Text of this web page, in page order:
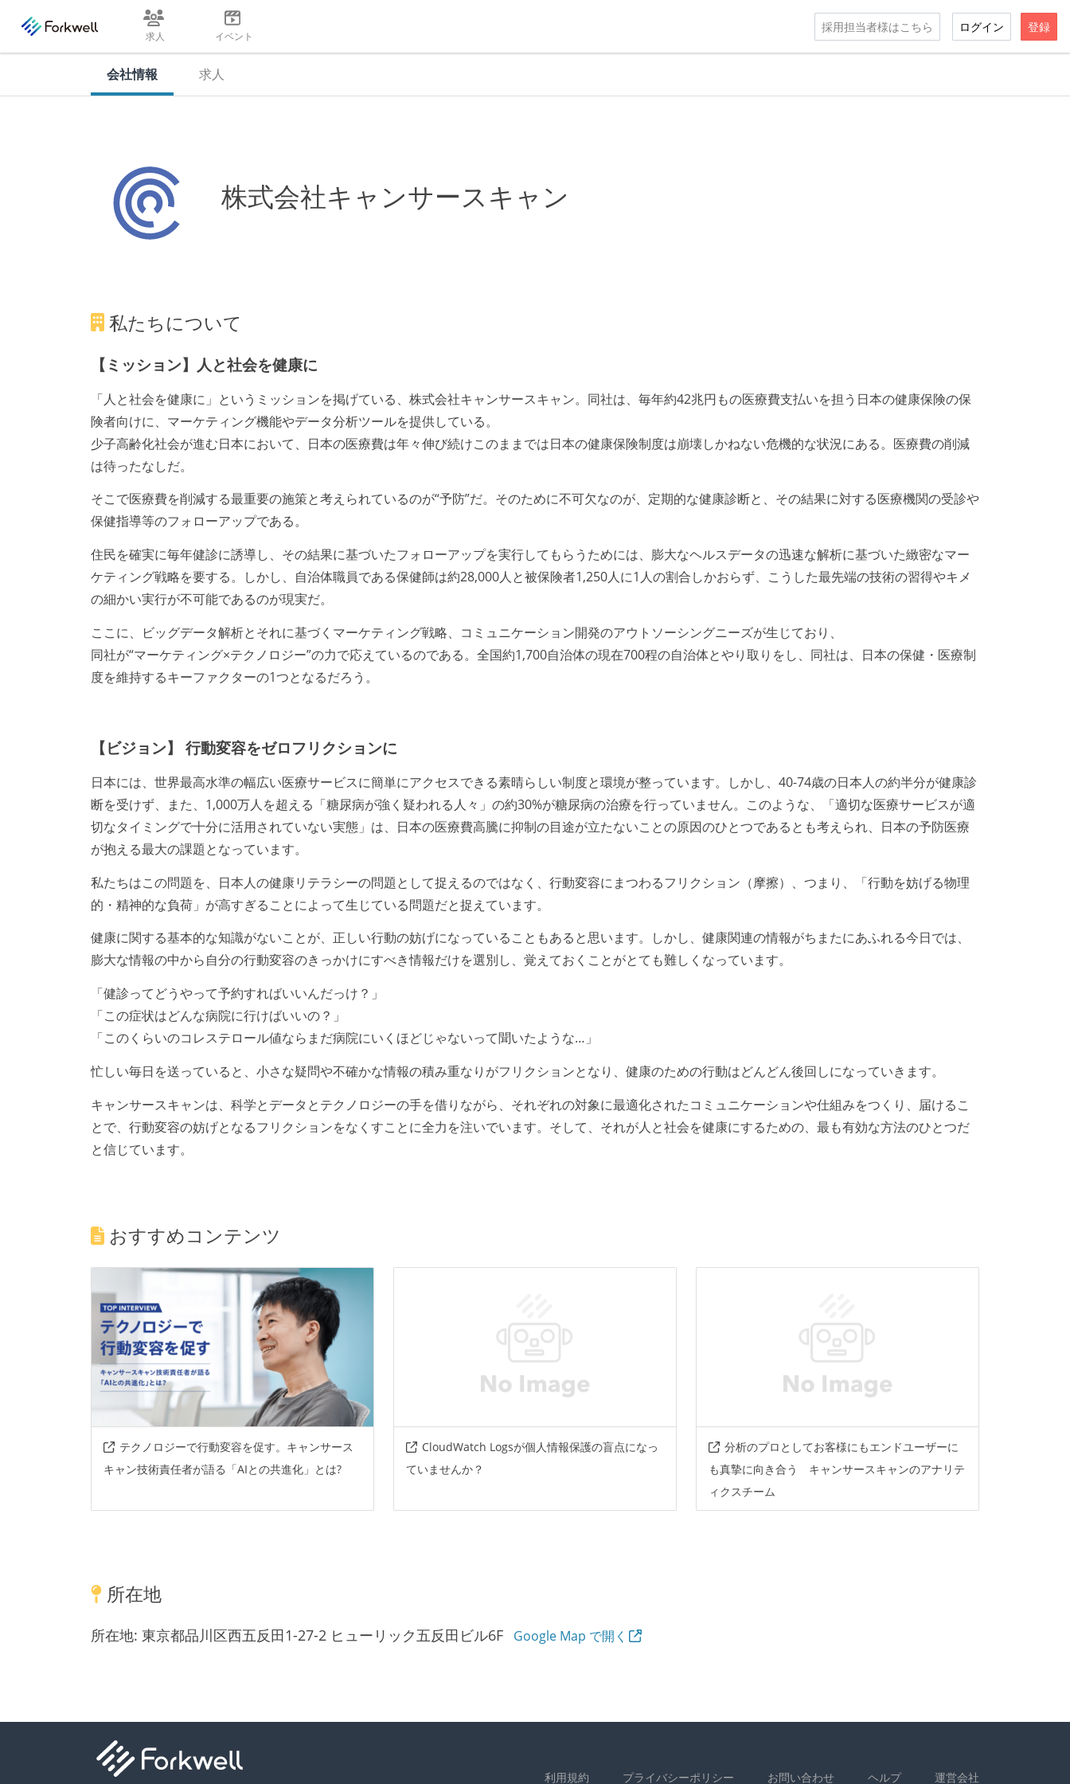
求人 イベント
採用担当者様はこちら ログイン 登録
会社情報 求人
株式会社キャンサースキャン
私たちについて
【ミッション】人と社会を健康に
「人と社会を健康に」というミッションを掲げている、株式会社キャンサースキャン。同社は、毎年約42兆円もの医療費支払いを担う日本の健康保険の保
険者向けに、マーケティング機能やデータ分析ツールを提供している。
少子高齢化社会が進む日本において、日本の医療費は年々伸び続けこのままでは日本の健康保険制度は崩壊しかねない危機的な状況にある。医療費の削減
は待ったなしだ。
そこで医療費を削減する最重要の施策と考えられているのが“予防”だ。そのために不可欠なのが、定期的な健康診断と、その結果に対する医療機関の受診や
保健指導等のフォローアップである。
住民を確実に毎年健診に誘導し、その結果に基づいたフォローアップを実行してもらうためには、膨大なヘルスデータの迅速な解析に基づいた緻密なマー
ケティング戦略を要する。しかし、自治体職員である保健師は約28,000人と被保険者1,250人に1人の割合しかおらず、こうした最先端の技術の習得やキメ
の細かい実行が不可能であるのが現実だ。
ここに、ビッグデータ解析とそれに基づくマーケティング戦略、コミュニケーション開発のアウトソーシングニーズが生じており、
同社が“マーケティング×テクノロジー”の力で応えているのである。全国約1,700自治体の現在700程の自治体とやり取りをし、同社は、日本の保健・医療制
度を維持するキーファクターの1つとなるだろう。
【ビジョン】 行動変容をゼロフリクションに
日本には、世界最高水準の幅広い医療サービスに簡単にアクセスできる素晴らしい制度と環境が整っています。しかし、40-74歳の日本人の約半分が健康診
断を受けず、また、1,000万人を超える「糖尿病が強く疑われる人々」の約30%が糖尿病の治療を行っていません。このような、「適切な医療サービスが適
切なタイミングで十分に活用されていない実態」は、日本の医療費高騰に抑制の目途が立たないことの原因のひとつであるとも考えられ、日本の予防医療
が抱える最大の課題となっています。
私たちはこの問題を、日本人の健康リテラシーの問題として捉えるのではなく、行動変容にまつわるフリクション（摩擦）、つまり、「行動を妨げる物理
的・精神的な負荷」が高すぎることによって生じている問題だと捉えています。
健康に関する基本的な知識がないことが、正しい行動の妨げになっていることもあると思います。しかし、健康関連の情報がちまたにあふれる今日では、
膨大な情報の中から自分の行動変容のきっかけにすべき情報だけを選別し、覚えておくことがとても難しくなっています。
「健診ってどうやって予約すればいいんだっけ？」
「この症状はどんな病院に行けばいいの？」
「このくらいのコレステロール値ならまだ病院にいくほどじゃないって聞いたような…」
忙しい毎日を送っていると、小さな疑問や不確かな情報の積み重なりがフリクションとなり、健康のための行動はどんどん後回しになっていきます。
キャンサースキャンは、科学とデータとテクノロジーの手を借りながら、それぞれの対象に最適化されたコミュニケーションや仕組みをつくり、届けるこ
とで、行動変容の妨げとなるフリクションをなくすことに全力を注いでいます。そして、それが人と社会を健康にするための、最も有効な方法のひとつだ
と信じています。
おすすめコンテンツ
テクノロジーで行動変容を促す。キャンサース
キャン技術責任者が語る「AIとの共進化」とは?
CloudWatch Logsが個人情報保護の盲点になっ
ていませんか？
分析のプロとしてお客様にもエンドユーザーに
も真摯に向き合う キャンサースキャンのアナリテ
ィクスチーム
所在地
所在地: 東京都品川区西五反田1-27-2 ヒューリック五反田ビル6F Google Map で開く
利用規約 プライバシーポリシー お問い合わせ ヘルプ 運営会社